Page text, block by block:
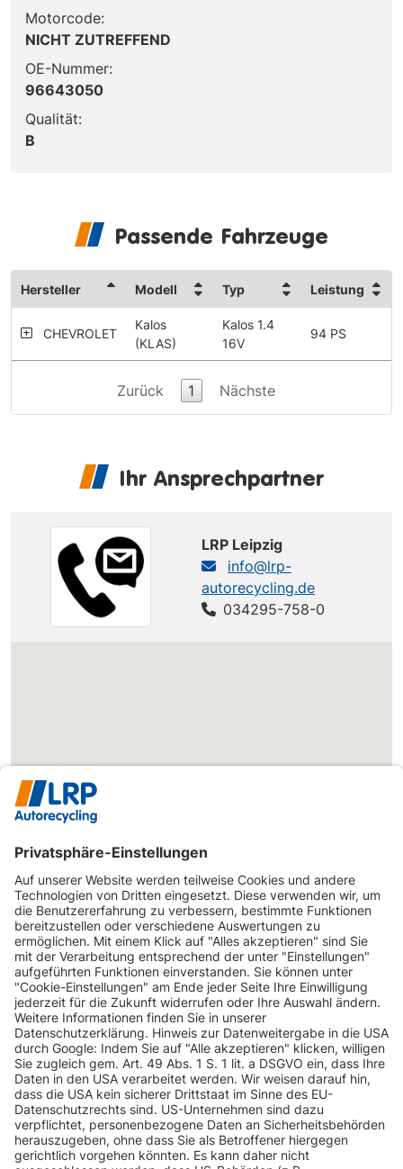
Motorcode:
NICHT ZUTREFFEND
OE-Nummer:
96643050
Qualität:
B
Passende Fahrzeuge
Hersteller Modell Typ Leistung
CHEVROLET
Kalos
(KLAS)
Kalos 1.4
16V
94 PS
Zurück 1 Nächste
Ihr Ansprechpartner
LRP Leipzig
info@lrp-
autorecycling.de
034295-758-0
INFORMATIONEN
KUNDENSERVICE
INFORMATIONEN